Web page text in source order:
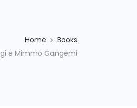
Home
Books
e Mimmo Gangemi